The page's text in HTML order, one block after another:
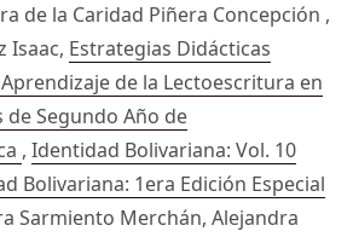
de la Caridad Piñera Concepción ,
Isaac, Estrategias Didácticas
de la Lectoescritura en
de Segundo Año de
, Identidad Bolivariana: Vol. 10
Bolivariana: 1era Edición Especial
Sarmiento Merchán, Alejandra